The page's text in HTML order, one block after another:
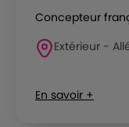
Concepteur
Extérieur -
En savoir +